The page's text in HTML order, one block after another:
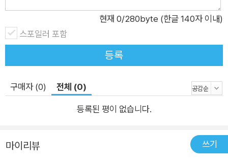
분에 포크 사냥꾼처럼, 일곱 별사탕처럼, 아이스크림 왕자처럼 이
책을 읽는 독자도 백설기 공주를 응원하게 됩니다. 아기자기한 캐
릭터들과 유머러스한 상황으로 유쾌, 상쾌, 통쾌하게 풀어낸 고전
주》는 전 세계 아이들이 한 번쯤은 만나 봤을 〈백설 공주〉를 아기
자기하고 사랑스러운 캐릭터들과 함께 유머러스한 이야기로 재
해석한 책입니다. 사악한 왕비는 세상 누구보다 주목받고 싶은 케
이크 여왕으로, 아름답지만 연약한 백설 공주는 용감하고 지혜로
사탕 미용사로, 영웅처럼 나타나 백설 공주를 구한 왕자는 몸과
마음이 뜨거워지면 사르르 녹아 버리는 아이스크림 왕자로 말이
현재 0/280byte (한글 140자 이내)
스포일러 포함
등록
구매자 (0) 전체 (0)
등록된 평이 없습니다.
마이리뷰 쓰기